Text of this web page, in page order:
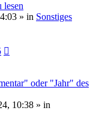
lesen
» in Sonstiges
oder "Jahr" des
10:38 » in